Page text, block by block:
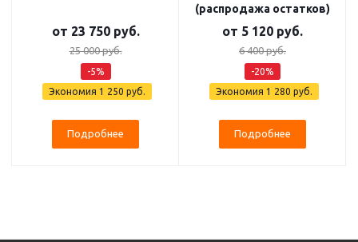
от 23 750 руб.
25 000 руб.
-5%
Экономия 1 250 руб.
Подробнее
(распродажа остатков)
от 5 120 руб.
6 400 руб.
-20%
Экономия 1 280 руб.
Подробнее